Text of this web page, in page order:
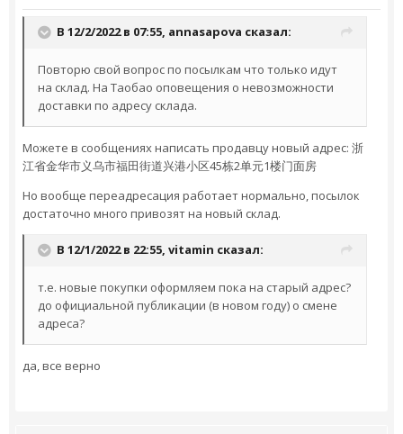
В 12/2/2022 в 07:55, annasapova сказал:
Повторю свой вопрос по посылкам что только идут
на склад. На Таобао оповещения о невозможности
доставки по адресу склада.
Можете в сообщениях написать продавцу новый адрес: 浙
江省金华市义乌市福田街道兴港小区45栋2单元1楼门面房
Но вообще переадресация работает нормально, посылок
достаточно много привозят на новый склад.
В 12/1/2022 в 22:55, vitamin сказал:
т.е. новые покупки оформляем пока на старый адрес?
до официальной публикации (в новом году) о смене
адреса?
да, все верно